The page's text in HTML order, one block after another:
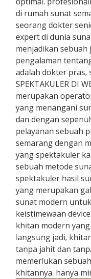
di rumah sunat
seorang dokter
expert di dunia
menjadikan
pengalaman
adalah dokter pras,
SPEKTAKULER DI
merupakan
yang menangani
dan dengan
pelayanan sebuah
semarang dengan
yang spektakuler
sebuah metode
spektakuler hasil
yang merupakan
sunat modern
keistimewaan
khitan modern
langsung jadi,
tanpa jahit dan
memerlukan
khitannya. hanya